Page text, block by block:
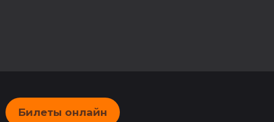
Билеты онлайн